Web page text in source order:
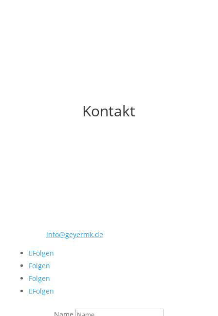
Kontakt
info@geyermk.de
Folgen
Folgen
Folgen
Folgen
Name